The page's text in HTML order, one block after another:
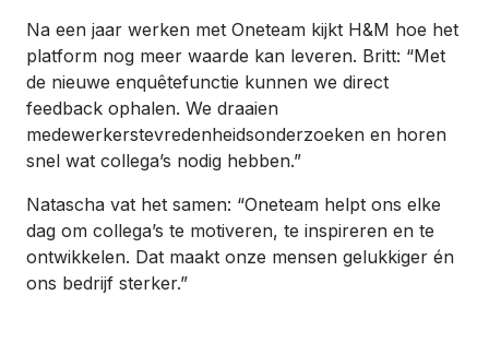
Na een jaar werken met Oneteam kijkt H&M hoe het
platform nog meer waarde kan leveren. Britt: “Met
de nieuwe enquêtefunctie kunnen we direct
feedback ophalen. We draaien
medewerkerstevredenheidsonderzoeken en horen
snel wat collega’s nodig hebben.”
Natascha vat het samen: “Oneteam helpt ons elke
dag om collega’s te motiveren, te inspireren en te
ontwikkelen. Dat maakt onze mensen gelukkiger én
ons bedrijf sterker.”